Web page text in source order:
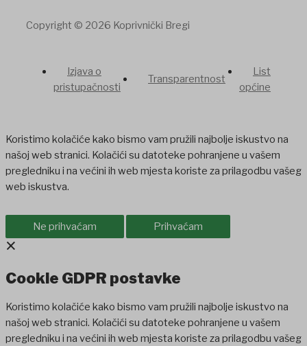
Copyright © 2026 Koprivnički Bregi
Izjava o
pristupačnosti
Transparentnost
List
općine
Koristimo kolačiće kako bismo vam pružili najbolje iskustvo na
našoj web stranici. Kolačići su datoteke pohranjene u vašem
pregledniku i na većini ih web mjesta koriste za prilagodbu vašeg
web iskustva.
Ne prihvaćam Prihvaćam
×
Cookie GDPR postavke
Koristimo kolačiće kako bismo vam pružili najbolje iskustvo na
našoj web stranici. Kolačići su datoteke pohranjene u vašem
pregledniku i na većini ih web mjesta koriste za prilagodbu vašeg